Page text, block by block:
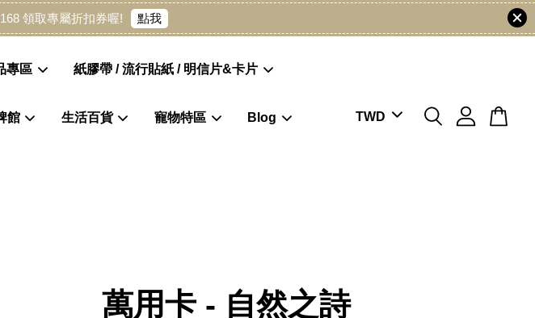
領取專屬折扣券喔! 點我
專區 紙膠帶 / 流行貼紙 / 明信片&卡片
館 生活百貨 寵物特區 Blog
萬用卡 - 自然之詩